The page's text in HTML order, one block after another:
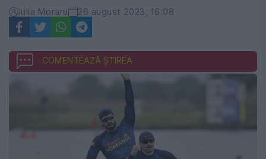
Iulia Moraru 26 august 2023, 16:08
COMENTEAZĂ ȘTIREA